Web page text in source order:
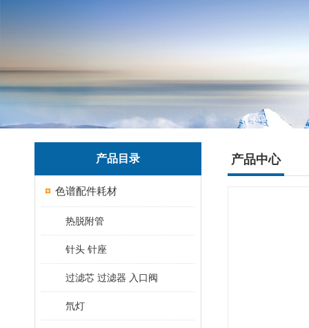
产品目录
色谱配件耗材
热脱附管
针头 针座
过滤芯 过滤器 入口阀
氘灯
产品中心